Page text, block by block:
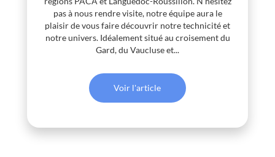
pas à nous rendre visite, notre équipe aura le
plaisir de vous faire découvrir notre technicité et
notre univers. Idéalement situé au croisement du
Gard, du Vaucluse et...
Voir l'article